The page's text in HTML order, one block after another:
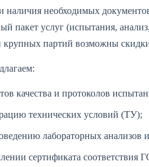
наличия необходимых
пакет услуг (испытания,
крупных партий возможны
качества и протоколов
технических условий (ТУ);
лабораторных анализов
сертификата соответствия